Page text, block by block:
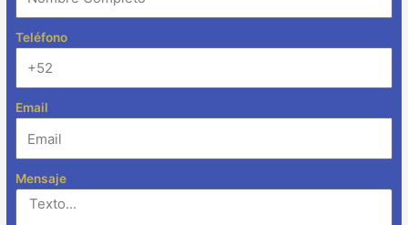
Teléfono
Email
Mensaje